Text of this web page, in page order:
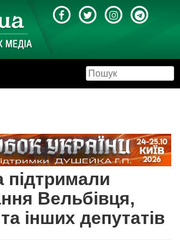
підтримали
Вельбівця,
інших депутатів